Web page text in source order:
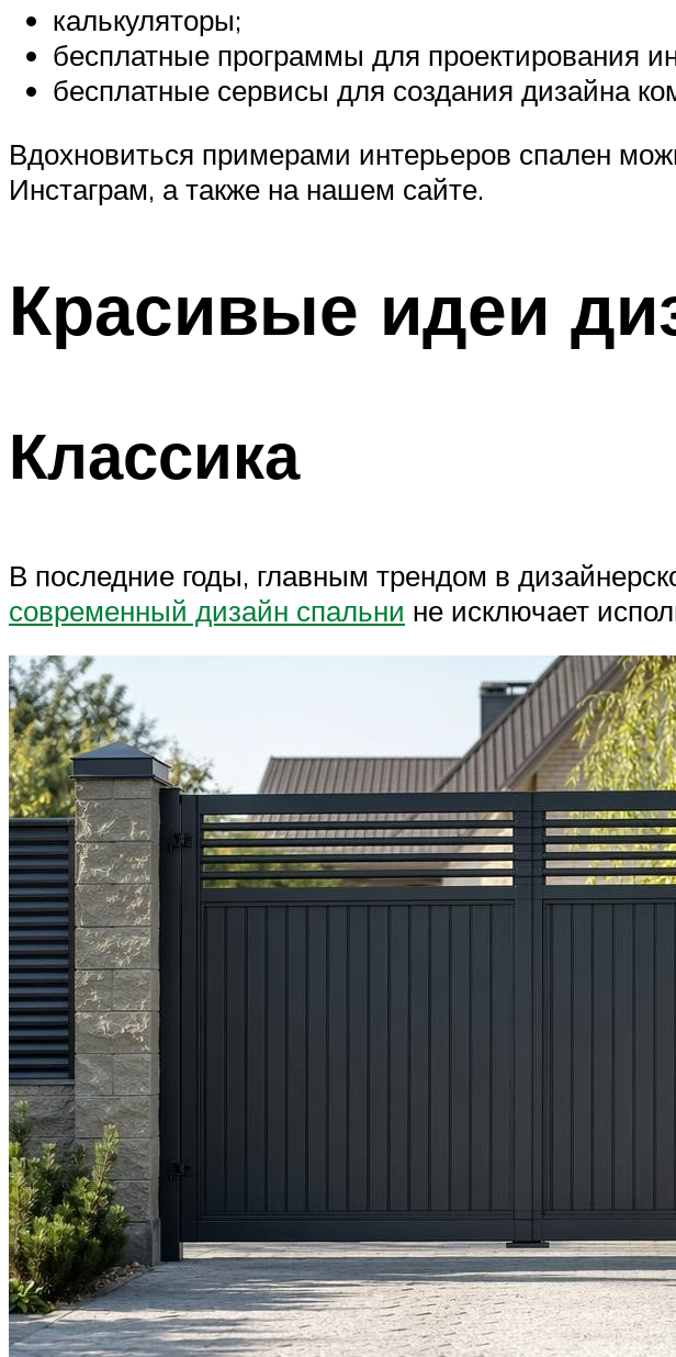
калькуляторы;
бесплатные программы для проектирования
бесплатные сервисы для создания дизайна
Вдохновиться примерами интерьеров спален
Инстаграм, а также на нашем сайте.
Красивые идеи
Классика
В последние годы, главным трендом в
современный дизайн спальни не исключает